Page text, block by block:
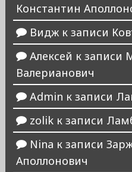
Константин
Виджк записи
Алексей к записи
Валерианович
Admin к записи
zolikк записи
Nina к записи
Аполлонович